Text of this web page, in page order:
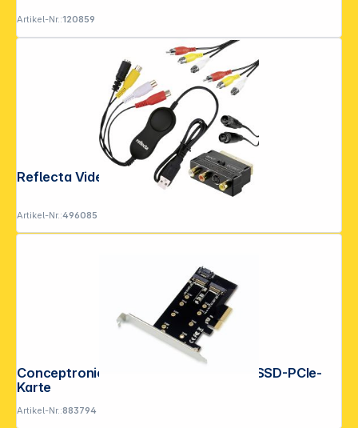
Artikel-Nr.:120859
Reflecta VideoCapture Set USB
Artikel-Nr.:496085
Conceptronic EMRICK04B 2-in-1-M.2-SSD-PCIe-
Karte
Artikel-Nr.:883794
Folgen Sie uns auf